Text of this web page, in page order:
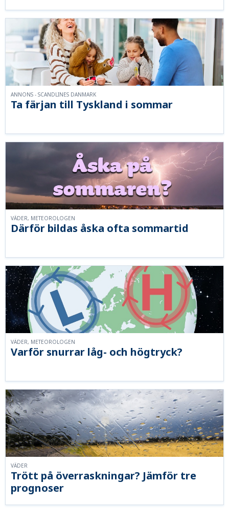
Ta färjan till Tyskland i sommar
ANNONS - SCANDLINES DANMARK
Därför bildas åska ofta sommartid
VÄDER, METEOROLOGEN
Varför snurrar låg- och högtryck?
VÄDER, METEOROLOGEN
Trött på överraskningar? Jämför tre
prognoser
VÄDER